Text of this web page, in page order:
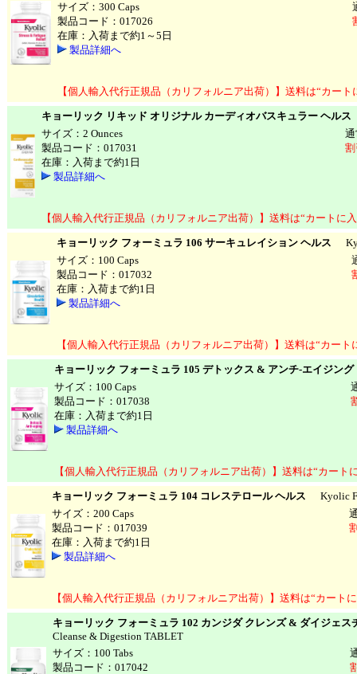
サイズ：300 Caps
製品コード：017026
在庫：入荷まで約1～5日
製品詳細へ
【個人輸入代行正規品（カリフォルニア出荷）】送料は“カー
キョーリック リキッド オリジナル カーディオバスキュラー ヘルス
サイズ：2 Ounces
製品コード：017031
在庫：入荷まで約1日
製品詳細へ
【個人輸入代行正規品（カリフォルニア出荷）】送料は“カートに
キョーリック フォーミュラ 106 サーキュレイション ヘルス
サイズ：100 Caps
製品コード：017032
在庫：入荷まで約1日
製品詳細へ
【個人輸入代行正規品（カリフォルニア出荷）】送料は“カー
キョーリック フォーミュラ 105 デトックス & アンチ-エイジング
サイズ：100 Caps
製品コード：017038
在庫：入荷まで約1日
製品詳細へ
【個人輸入代行正規品（カリフォルニア出荷）】送料は“カート
キョーリック フォーミュラ 104 コレステロール ヘルス Kyolic
サイズ：200 Caps
製品コード：017039
在庫：入荷まで約1日
製品詳細へ
【個人輸入代行正規品（カリフォルニア出荷）】送料は“カート
キョーリック フォーミュラ 102 カンジダ クレンズ & ダイジェス
Cleanse & Digestion TABLET
サイズ：100 Tabs
製品コード：017042